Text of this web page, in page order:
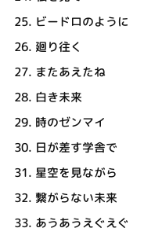
25. ビードロのように
26. 廻り往く
27. またあえたね
28. 白き未来
29. 時のゼンマイ
30. 日が差す学舎で
31. 星空を見ながら
32. 繋がらない未来
33. あうあうえぐえぐ